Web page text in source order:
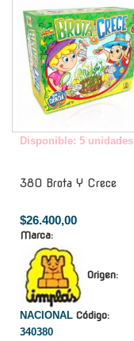
Disponible: 5 unidades
380 Brota Y Crece
$26.400,00
Marca:
Origen:
NACIONAL Código:
340380